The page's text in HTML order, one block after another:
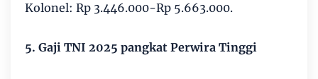
Kolonel: Rp 3.446.000-Rp 5.663.000.
5. Gaji TNI 2025 pangkat Perwira Tinggi